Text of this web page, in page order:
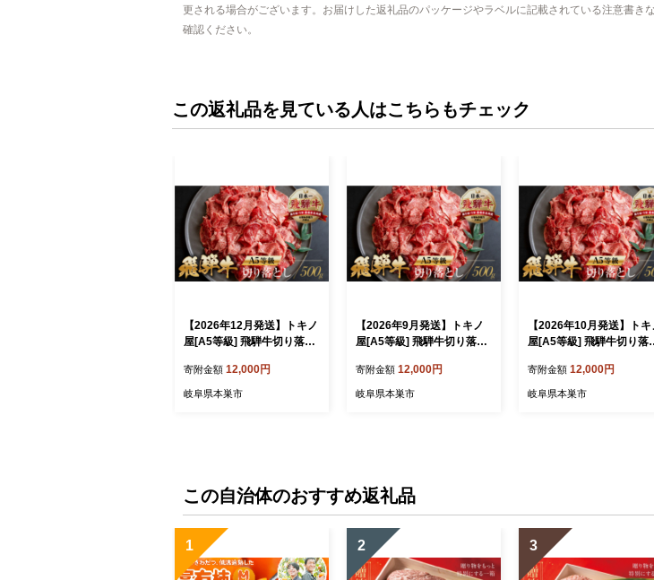
更される場合がございます。お届けした返礼品のパッケージやラベルに記載されている注意書き
確認ください。
この返礼品を見ている人はこちらもチェック
【2026年12月発送】トキノ
屋[A5等級] 飛騨牛切り落と
肉 焼肉 すき焼き a5 不揃い
小分け 冷凍 日付指定 トキ
寄附金額 12,000円
岐阜県本巣市
【2026年9月発送】トキノ
屋[A5等級] 飛騨牛切り落と
肉 焼肉 すき焼き a5 不揃い
小分け 冷凍 日付指定 トキ
寄附金額 12,000円
岐阜県本巣市
【2026年10月発送】トキ
屋[A5等級] 飛騨牛切り落
肉 焼肉 すき焼き a5 不揃い
小分け 冷凍 日付指定 トキ
寄附金額 12,000円
岐阜県本巣市
この自治体のおすすめ返礼品
1 2 3